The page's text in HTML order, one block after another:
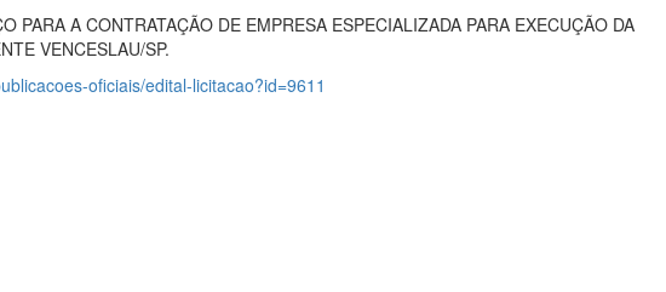
A CONTRATAÇÃO DE EMPRESA ESPECIALIZADA PARA EXECUÇÃO DA
VENCESLAU/SP.
oficiais/edital-licitacao?id=9611